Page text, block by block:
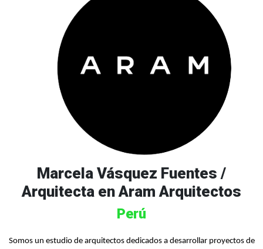
Marcela Vásquez Fuentes /
Arquitecta en Aram Arquitectos
Perú
Somos un estudio de arquitectos dedicados a desarrollar proyectos de